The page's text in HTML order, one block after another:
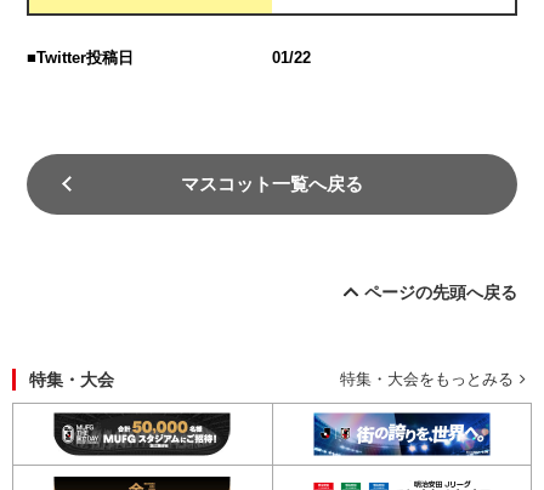
■Twitter投稿日 01/22
マスコット一覧へ戻る
ページの先頭へ戻る
特集・大会 特集・大会をもっとみる